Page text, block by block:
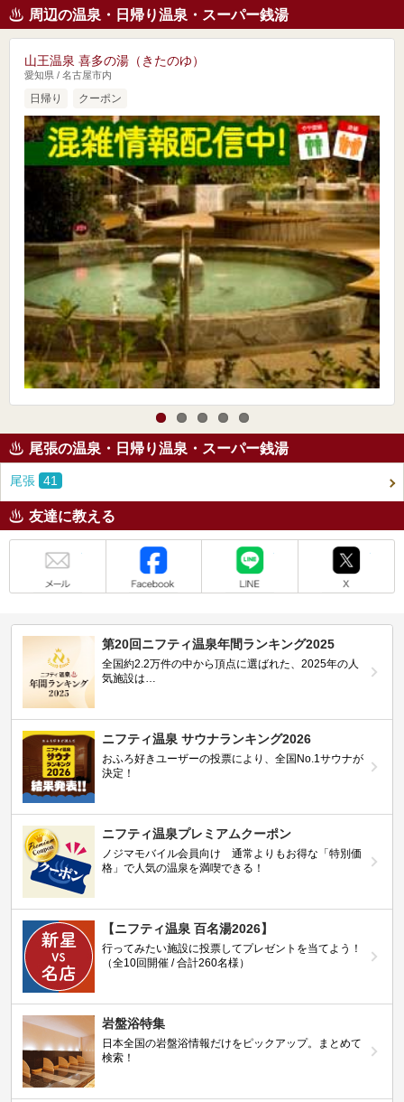
周辺の温泉・日帰り温泉・スーパー銭湯
山王温泉 喜多の湯（きたのゆ）
愛知県 / 名古屋市内
日帰り クーポン
尾張の温泉・日帰り温泉・スーパー銭湯
尾張 41
友達に教える
第20回ニフティ温泉年間ランキング2025
全国約2.2万件の中から頂点に選ばれた、2025年の人
気施設は…
ニフティ温泉 サウナランキング2026
おふろ好きユーザーの投票により、全国No.1サウナが
決定！
ニフティ温泉プレミアムクーポン
ノジマモバイル会員向け 通常よりもお得な「特別価
格」で人気の温泉を満喫できる！
【ニフティ温泉 百名湯2026】
行ってみたい施設に投票してプレゼントを当てよう！
（全10回開催 / 合計260名様）
岩盤浴特集
日本全国の岩盤浴情報だけをピックアップ。まとめて
検索！